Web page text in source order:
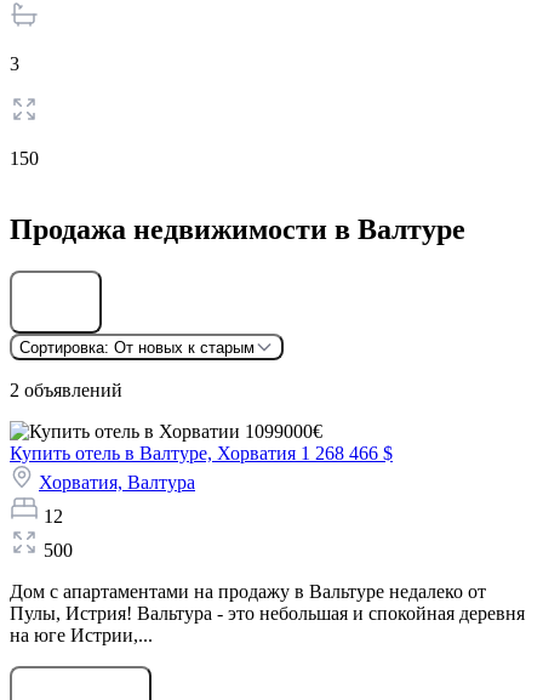
3
150
Продажа недвижимости в Валтуре
Сортировка: От новых к старым
2 объявлений
Купить отель в Валтуре, Хорватия 1 268 466 $
Хорватия, Валтура
12
500
Дом с апартаментами на продажу в Вальтуре недалеко от
Пулы, Истрия! Вальтура - это небольшая и спокойная деревня
на юге Истрии,...